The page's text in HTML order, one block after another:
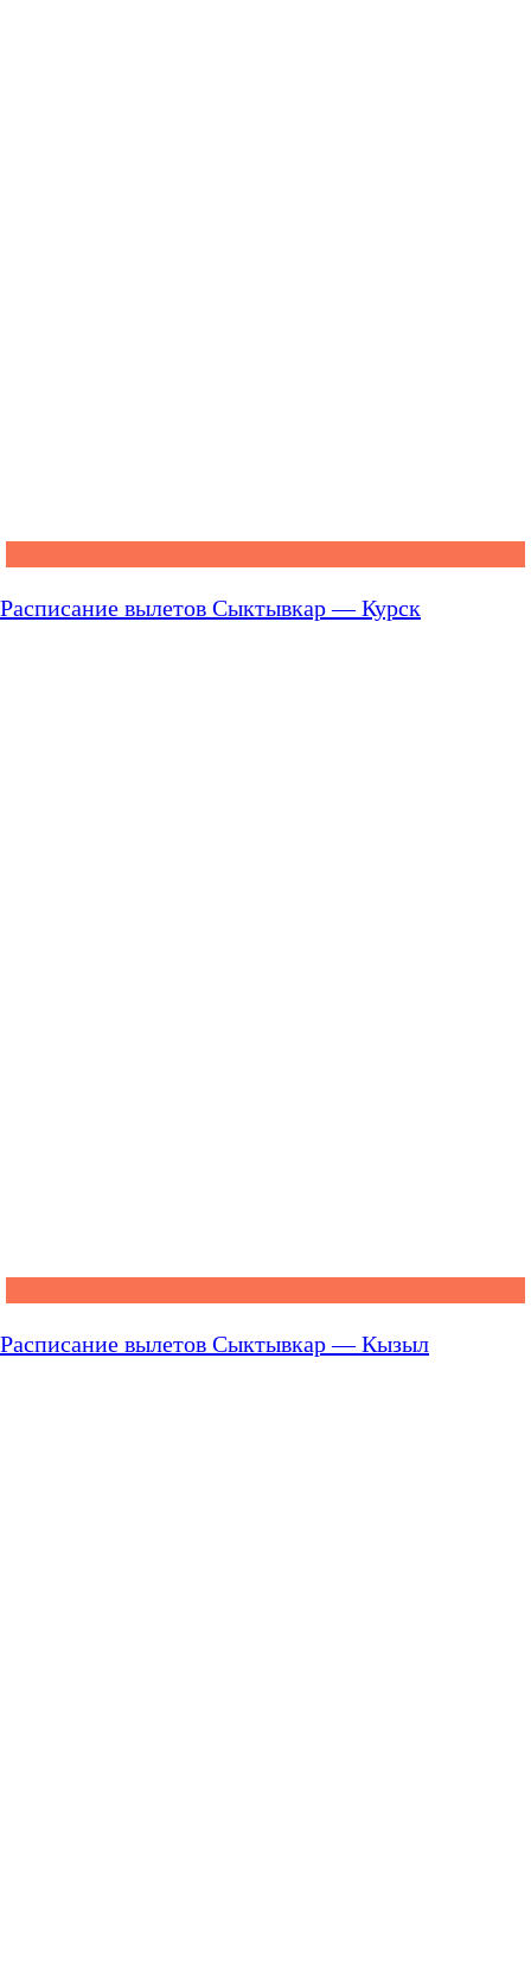
Расписание вылетов Сыктывкар — Курск
Расписание вылетов Сыктывкар — Кызыл